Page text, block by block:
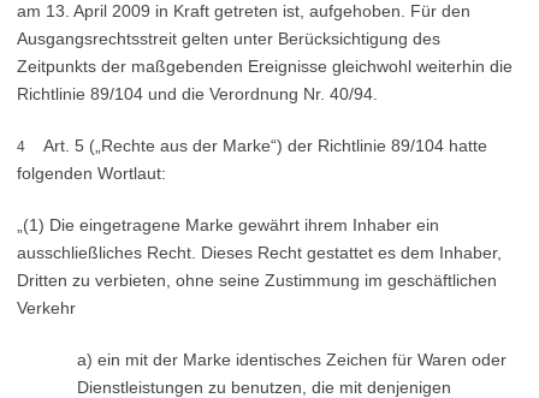
am 13. April 2009 in Kraft getreten ist, aufgehoben. Für den
Ausgangsrechtsstreit gelten unter Berücksichtigung des
Zeitpunkts der maßgebenden Ereignisse gleichwohl weiterhin die
Richtlinie 89/104 und die Verordnung Nr. 40/94.
4
Art. 5 („Rechte aus der Marke“) der Richtlinie 89/104 hatte
folgenden Wortlaut:
„(1) Die eingetragene Marke gewährt ihrem Inhaber ein
ausschließliches Recht. Dieses Recht gestattet es dem Inhaber,
Dritten zu verbieten, ohne seine Zustimmung im geschäftlichen
Verkehr
a) ein mit der Marke identisches Zeichen für Waren oder
Dienstleistungen zu benutzen, die mit denjenigen